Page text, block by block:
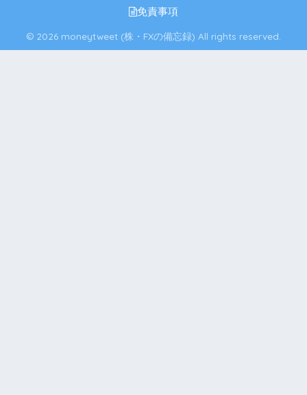
免責事項
© 2026 moneytweet (株・FXの備忘録) All rights reserved.